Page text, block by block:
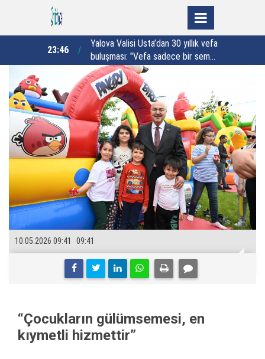
22:44
Vali Aydın Baruş açılışta konuştu:
"Erzurum milli savunmanın
simgesidir"
09:41
10.05.2026 09:41
“Çocukların gülümsemesi, en
kıymetli hizmettir”